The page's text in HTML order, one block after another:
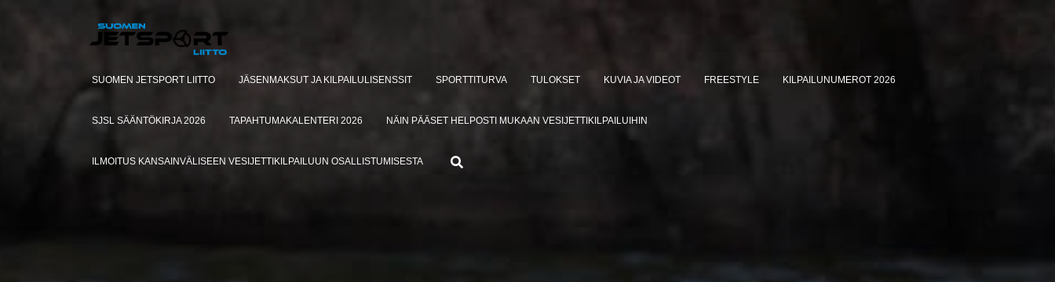
SUOMEN JETSPORT LIITTO JÄSENMAKSUT JA KILPAILULISENSSIT SPORTTITURVA TULOKSET KUVIA JA VIDEOT FREESTYLE KILPAILUNUMEROT 2026
SJSL SÄÄNTÖKIRJA 2026 TAPAHTUMAKALENTERI 2026 NÄIN PÄÄSET HELPOSTI MUKAAN VESIJETTIKILPAILUIHIN
ILMOITUS KANSAINVÄLISEEN VESIJETTIKILPAILUUN OSALLISTUMISESTA